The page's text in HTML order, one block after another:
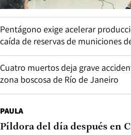
Pentágono exige acelerar
caída de reservas de municiones
Cuatro muertos deja grave
zona boscosa de Río de Janeiro
PAULA
Píldora del día después en